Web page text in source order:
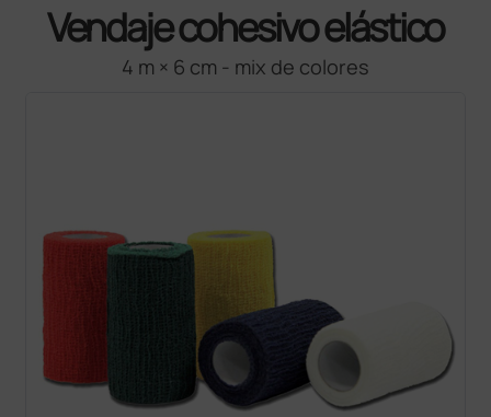
Vendaje cohesivo elástico
4 m × 6 cm - mix de colores